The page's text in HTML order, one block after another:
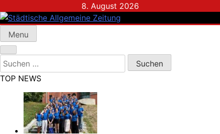
to
content
8. August 2026
Städtische Allgemeine Zeitung
Menu
Suchen
nach:
TOP NEWS